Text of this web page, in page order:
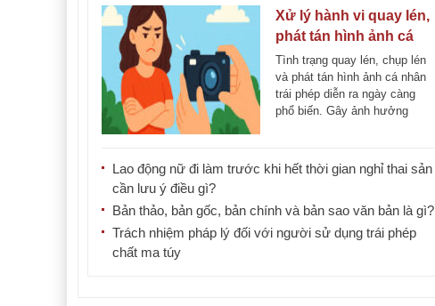
Xử lý hành vi quay lén,
phát tán hình ảnh cá
nhân trái phép
Tình trạng quay lén, chụp lén
và phát tán hình ảnh cá nhân
trái phép diễn ra ngày càng
phổ biến. Gây ảnh hưởng
Lao động nữ đi làm trước khi hết thời gian nghỉ thai sản
cần lưu ý điều gì?
Bản thảo, bản gốc, bản chính và bản sao văn bản là gì?
Trách nhiệm pháp lý đối với người sử dụng trái phép
chất ma túy